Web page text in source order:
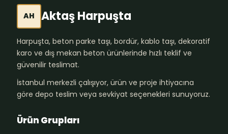
AH Aktaş Harpuşta
Harpuşta, beton parke taşı, bordür, kablo taşı, dekoratif
karo ve dış mekan beton ürünlerinde hızlı teklif ve
güvenilir teslimat.
İstanbul merkezli çalışıyor, ürün ve proje ihtiyacına
göre depo teslim veya sevkiyat seçenekleri sunuyoruz.
Ürün Grupları